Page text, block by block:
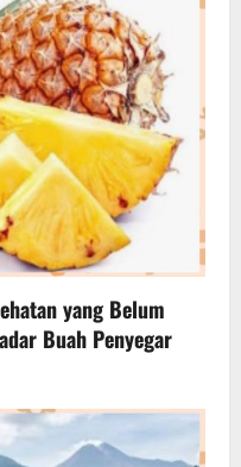
yang Belum
Buah Penyegar